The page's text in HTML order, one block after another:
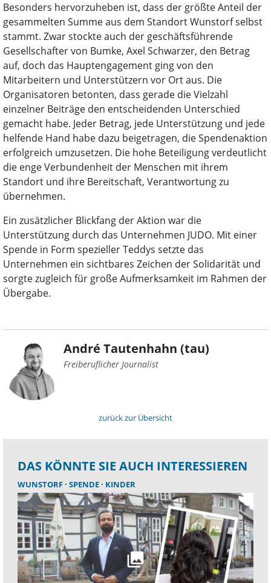
Besonders hervorzuheben ist, dass der größte Anteil der
gesammelten Summe aus dem Standort Wunstorf selbst
stammt. Zwar stockte auch der geschäftsführende
Gesellschafter von Bumke, Axel Schwarzer, den Betrag
auf, doch das Hauptengagement ging von den
Mitarbeitern und Unterstützern vor Ort aus. Die
Organisatoren betonten, dass gerade die Vielzahl
einzelner Beiträge den entscheidenden Unterschied
gemacht habe. Jeder Betrag, jede Unterstützung und jede
helfende Hand habe dazu beigetragen, die Spendenaktion
erfolgreich umzusetzen. Die hohe Beteiligung verdeutlicht
die enge Verbundenheit der Menschen mit ihrem
Standort und ihre Bereitschaft, Verantwortung zu
übernehmen.
Ein zusätzlicher Blickfang der Aktion war die
Unterstützung durch das Unternehmen JUDO. Mit einer
Spende in Form spezieller Teddys setzte das
Unternehmen ein sichtbares Zeichen der Solidarität und
sorgte zugleich für große Aufmerksamkeit im Rahmen der
Übergabe.
André Tautenhahn (tau)
Freiberuflicher Journalist
zurück zur Übersicht
DAS KÖNNTE SIE AUCH INTERESSIEREN
WUNSTORF SPENDE KINDER